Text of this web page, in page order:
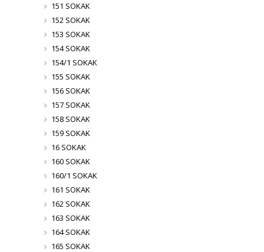
151 SOKAK
152 SOKAK
153 SOKAK
154 SOKAK
154/1 SOKAK
155 SOKAK
156 SOKAK
157 SOKAK
158 SOKAK
159 SOKAK
16 SOKAK
160 SOKAK
160/1 SOKAK
161 SOKAK
162 SOKAK
163 SOKAK
164 SOKAK
165 SOKAK